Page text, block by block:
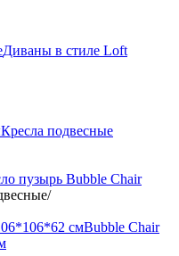
Диваны в стиле Loft
Кресла подвесные
пузырь Bubble Chair
/
смBubble Chair